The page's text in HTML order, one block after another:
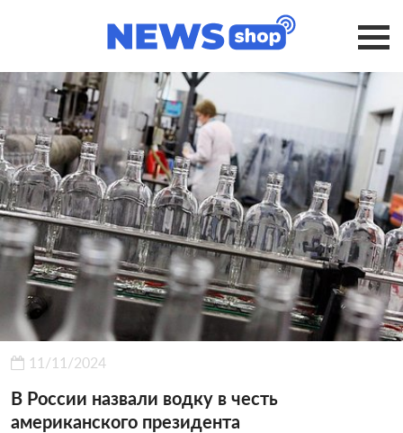
11/11/2024
В России назвали водку в честь
американского президента